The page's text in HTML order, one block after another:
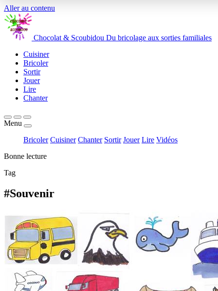
Aller au contenu
Chocolat & Scoubidou Du bricolage aux sorties familiales
Cuisiner
Bricoler
Sortir
Jouer
Lire
Chanter
Menu
Bricoler Cuisiner Chanter Sortir Jouer Lire Vidéos
Bonne lecture
Tag
#Souvenir